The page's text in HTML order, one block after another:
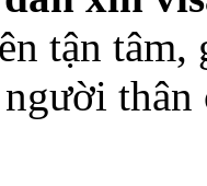
tận
thân